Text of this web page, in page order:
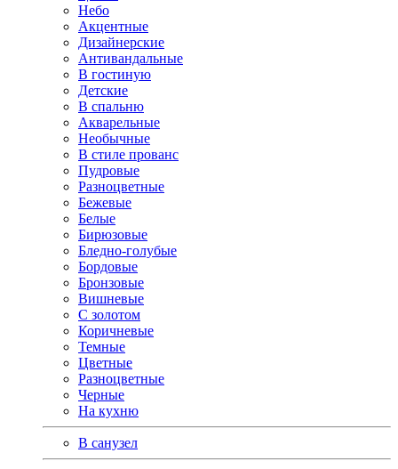
Небо
Акцентные
Дизайнерские
Антивандальные
В гостиную
Детские
В спальню
Акварельные
Необычные
В стиле прованс
Пудровые
Разноцветные
Бежевые
Белые
Бирюзовые
Бледно-голубые
Бордовые
Бронзовые
Вишневые
С золотом
Коричневые
Темные
Цветные
Разноцветные
Черные
На кухню
В санузел